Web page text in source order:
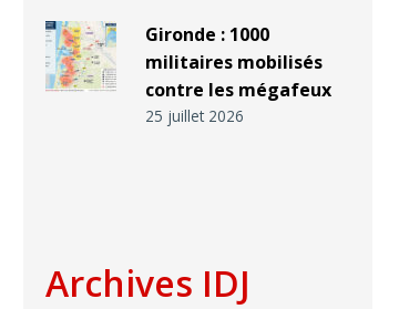
Gironde : 1000
militaires mobilisés
contre les mégafeux
25 juillet 2026
Archives IDJ